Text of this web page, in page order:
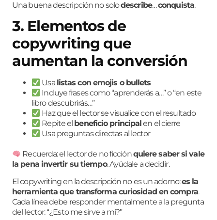
Una buena descripción no solodescribe…conquista.
3. Elementos de
copywriting que
aumentan la conversión
Usa listas con emojis o bullets
Incluye frases como “aprenderás a…” o “en este
libro descubrirás…”
Haz que el lector se visualice con el resultado
Repite el beneficio principal en el cierre
Usa preguntas directas al lector
Recuerda: el lector de no ficciónquiere saber si vale
la pena invertir su tiempo. Ayúdale a decidir.
El copywriting en la descripción no es un adorno:es la
herramienta que transforma curiosidad en compra.
Cada línea debe responder mentalmente a la pregunta
del lector: “¿Esto me sirve a mí?”